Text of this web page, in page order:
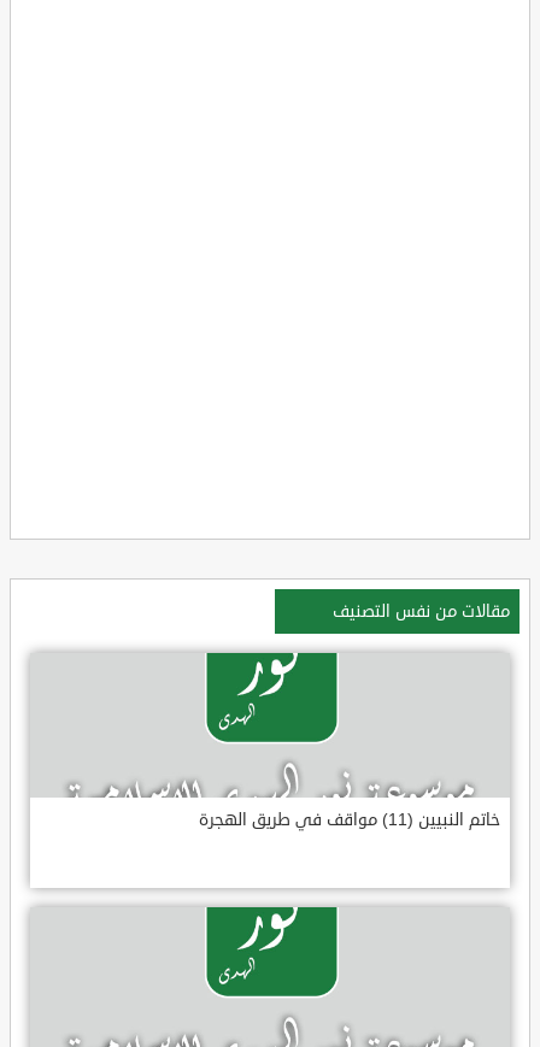
مقالات من نفس التصنيف
خاتم النبيين (11) مواقف في طريق الهجرة